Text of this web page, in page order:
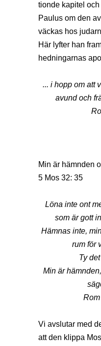
tionde kapitel
Paulus om den
väckas hos
Här lyfter han
hedningarnas
... i hopp om att
avund och
Min är hämnden
5 Mos 32: 35
Löna inte ont
som är gott
Hämnas inte,
rum för
Ty
Min är
Vi avslutar med
att den klippa